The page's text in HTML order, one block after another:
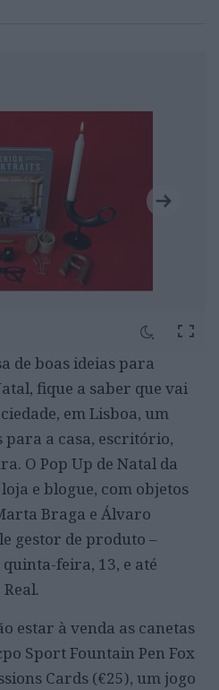
de boas ideias para
fique a saber que vai
em Lisboa, um
para a casa, escritório,
O Pop Up de Natal da
e blogue, com objetos
Braga e Álvaro
gestor de produto –
feira, 13, e até
estar à venda as canetas
Sport Fountain Pen Fox
Cards (€25), um jogo